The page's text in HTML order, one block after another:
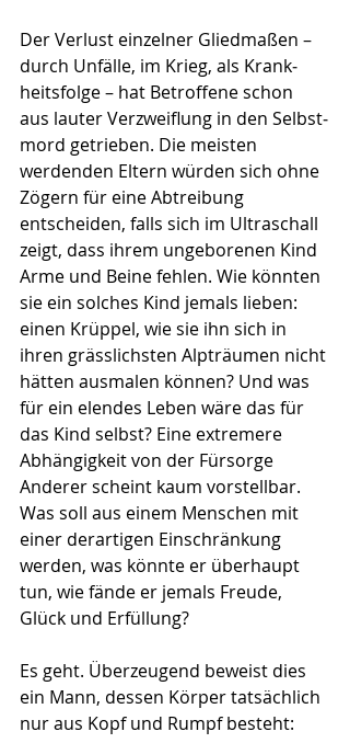
Der Verlust einzelner Gliedmaßen –
durch Unfälle, im Krieg, als Krank­
heitsfolge – hat Betroffene schon
aus lauter Verzweiflung in den Selbst­
mord getrieben. Die meisten
werdenden Eltern würden sich ohne
Zögern für eine Abtreibung
entscheiden, falls sich im Ultraschall
zeigt, dass ihrem ungeborenen Kind
Arme und Beine fehlen. Wie könnten
sie ein solches Kind jemals lieben:
einen Krüp­pel, wie sie ihn sich in
ihren grässlichsten Alpträumen nicht
hätten aus­malen können? Und was
für ein elendes Leben wäre das für
das Kind selbst? Eine extremere
Abhängigkeit von der Fürsorge
Anderer scheint kaum vorstellbar.
Was soll aus einem Menschen mit
einer derartigen Ein­schränkung
werden, was könnte er überhaupt
tun, wie fände er jemals Freude,
Glück und Erfüllung?
Es geht. Überzeugend beweist dies
ein Mann, dessen Körper tatsächlich
nur aus Kopf und Rumpf besteht: